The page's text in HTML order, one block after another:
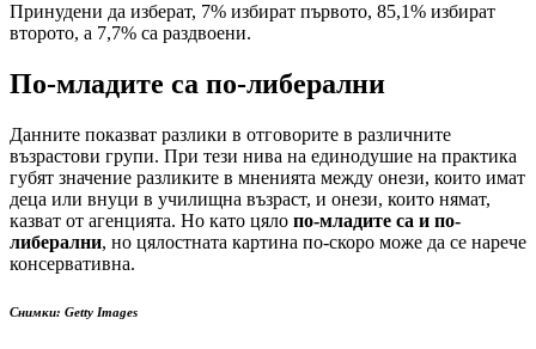
Принудени да изберат, 7% избират първото, 85,1% избират
второто, а 7,7% са раздвоени.
По-младите са по-либерални
Данните показват разлики в отговорите в различните
възрастови групи. При тези нива на единодушие на практика
губят значение разликите в мненията между онези, които имат
деца или внуци в училищна възраст, и онези, които нямат,
казват от агенцията. Но като цяло по-младите са и по-
либерални, но цялостната картина по-скоро може да се нарече
консервативна.
Снимки: Getty Images